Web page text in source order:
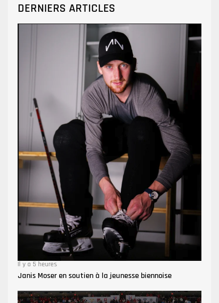
DERNIERS ARTICLES
Il y a 5 heures
Janis Moser en soutien à la jeunesse biennoise